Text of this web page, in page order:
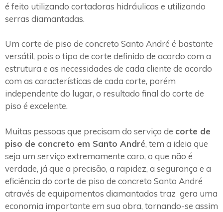
é feito utilizando cortadoras hidráulicas e utilizando
serras diamantadas.
Um corte de piso de concreto Santo André é bastante
versátil, pois o tipo de corte definido de acordo com a
estrutura e as necessidades de cada cliente de acordo
com as características de cada corte, porém
independente do lugar, o resultado final do corte de
piso é excelente.
Muitas pessoas que precisam do serviço de corte de
piso de concreto em Santo André, tem a ideia que
seja um serviço extremamente caro, o que não é
verdade, já que a precisão, a rapidez, a segurança e a
eficiência do corte de piso de concreto Santo André
através de equipamentos diamantados traz gera uma
economia importante em sua obra, tornando-se assim